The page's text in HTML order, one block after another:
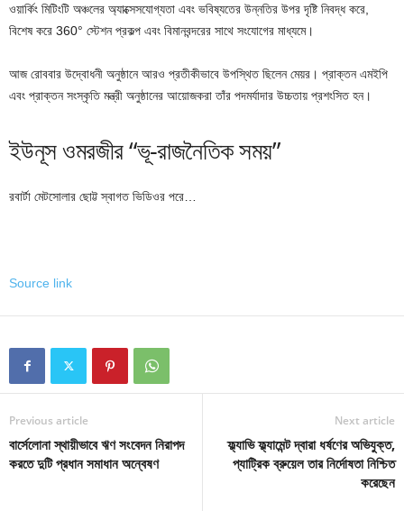
ওয়ার্কিং মিটিংটি অঞ্চলের অ্যাক্সেসযোগ্যতা এবং ভবিষ্যতের উন্নতির উপর দৃষ্টি নিবদ্ধ করে,
বিশেষ করে 360° স্টেশন প্রকল্প এবং বিমানবন্দরের সাথে সংযোগের মাধ্যমে।
আজ রোববার উদ্বোধনী অনুষ্ঠানে আরও প্রতীকীভাবে উপস্থিত ছিলেন মেয়র। প্রাক্তন এমইপি
এবং প্রাক্তন সংস্কৃতি মন্ত্রী অনুষ্ঠানের আয়োজকরা তাঁর পদমর্যাদার উচ্চতায় প্রশংসিত হন।
ইউনূস ওমরজীর “ভূ-রাজনৈতিক সময়”
রবার্টা মেটসোলার ছোট্ট স্বাগত ভিডিওর পরে…
Source link
Previous article
বার্সেলোনা স্থায়ীভাবে ঋণ সংবেদন নিরাপদ
করতে দুটি প্রধান সমাধান অন্বেষণ
Next article
ফ্ল্যাভি ফ্ল্যামেন্ট দ্বারা ধর্ষণের অভিযুক্ত,
প্যাট্রিক ব্রুয়েল তার নির্দোষতা নিশ্চিত
করেছেন